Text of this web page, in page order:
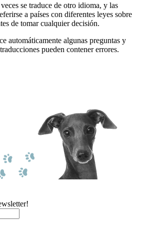
se traduce de otro idioma, y ​​las
a países con diferentes leyes sobre
de tomar cualquier decisión.
automáticamente algunas preguntas y
pueden contener errores.